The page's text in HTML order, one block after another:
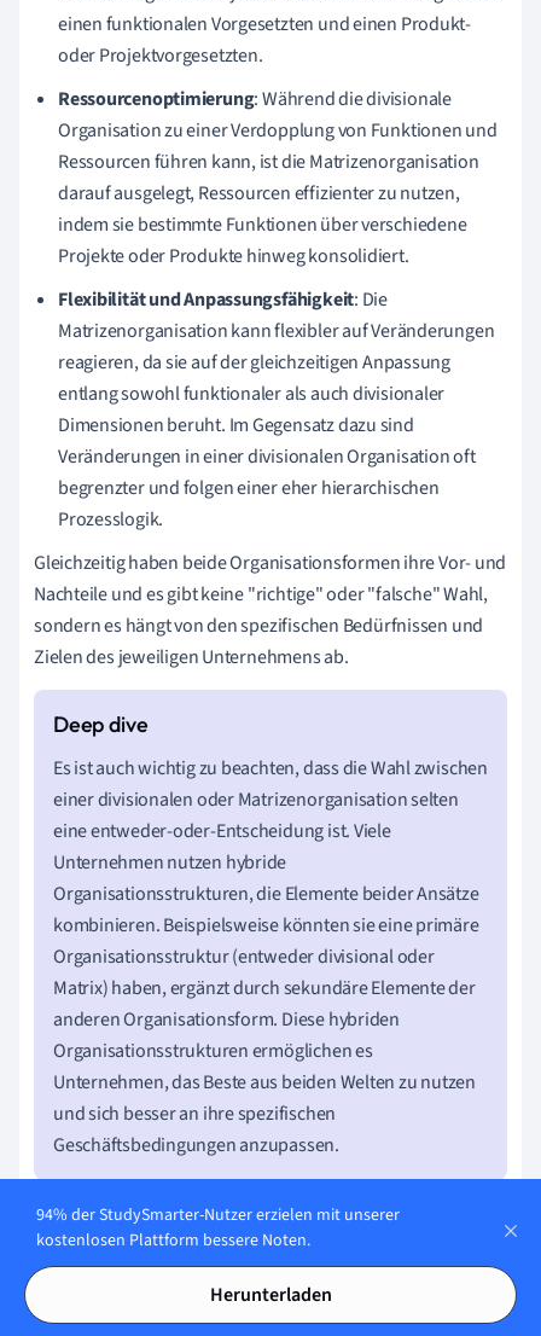
einen funktionalen Vorgesetzten und einen Produkt-
oder Projektvorgesetzten.
Ressourcenoptimierung: Während die divisionale
Organisation zu einer Verdopplung von Funktionen und
Ressourcen führen kann, ist die Matrizenorganisation
darauf ausgelegt, Ressourcen effizienter zu nutzen,
indem sie bestimmte Funktionen über verschiedene
Projekte oder Produkte hinweg konsolidiert.
Flexibilität und Anpassungsfähigkeit: Die
Matrizenorganisation kann flexibler auf Veränderungen
reagieren, da sie auf der gleichzeitigen Anpassung
entlang sowohl funktionaler als auch divisionaler
Dimensionen beruht. Im Gegensatz dazu sind
Veränderungen in einer divisionalen Organisation oft
begrenzter und folgen einer eher hierarchischen
Prozesslogik.
Gleichzeitig haben beide Organisationsformen ihre Vor- und
Nachteile und es gibt keine "richtige" oder "falsche" Wahl,
sondern es hängt von den spezifischen Bedürfnissen und
Zielen des jeweiligen Unternehmens ab.
Es ist auch wichtig zu beachten, dass die Wahl zwischen
einer divisionalen oder Matrizenorganisation selten
eine entweder-oder-Entscheidung ist. Viele
Unternehmen nutzen hybride
Organisationsstrukturen, die Elemente beider Ansätze
kombinieren. Beispielsweise könnten sie eine primäre
Organisationsstruktur (entweder divisional oder
Matrix) haben, ergänzt durch sekundäre Elemente der
anderen Organisationsform. Diese hybriden
Organisationsstrukturen ermöglichen es
Unternehmen, das Beste aus beiden Welten zu nutzen
und sich besser an ihre spezifischen
Geschäftsbedingungen anzupassen.
Praxisbeispiele: Divisionale Organisation und
Matrizenorganisation im Vergleich
Praxisbeispiele können die Unterschiede zwischen einer
divisionalen Organisation und einer Matrizenorganisation
94% der StudySmarter-Nutzer erzielen mit unserer
kostenlosen Plattform bessere Noten.
Herunterladen